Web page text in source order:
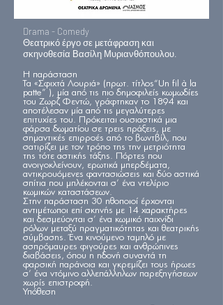
Drama - Comedy
Θεατρικό έργο σε μετάφραση και
σκηνοθεσία Βασίλη Μυριανθόπουλου.
Η παράσταση
Τα «Σφιχτά Λουριά» (πρωτ. τίτλος“Un fil à la
patte” ), μία από τις πιο δημοφιλείς κωμωδίες
του Ζωρζ Φεντώ, γράφτηκαν το 1894 και
αποτέλεσαν μία από τις μεγαλύτερες
επιτυχίες του. Πρόκειται ουσιαστικά μια
φάρσα δωματίου σε τρεις πράξεις, με
σημαντικές επιρροές από το βωντβίλ, που
σατιρίζει με τον τρόπο της την μετριότητα
της τότε αστικής τάξης. Πόρτες που
ανοιγοκλείνουν, ερωτικά μπερδέματα,
αντικρουόμενες φαντασιώσεις και δύο αστικά
σπίτια που μπλέκονται σ’ ένα ντελίριο
κωμικών καταστάσεων.
Στην παράσταση 30 ηθοποιοί έρχονται
αντιμέτωποι επί σκηνής με 14 χαρακτήρες
και δεσμεύονται σ’ ένα κωμικό παιχνίδι
ρόλων μεταξύ πραγματικότητας και θεατρικής
σύμβασης. Ένα κινούμενο ταμπλό με
ασπρόμαυρες φιγούρες και ανθρώπινες
διαβάσεις, όπου η ηδονή συναντά τη
φαρσική παράνοια και γκρεμίζει τους ήρωες
σ’ ένα ντόμινο αλλεπάλληλων παρεξηγήσεων
χωρίς επιστροφή.
Υπόθεση